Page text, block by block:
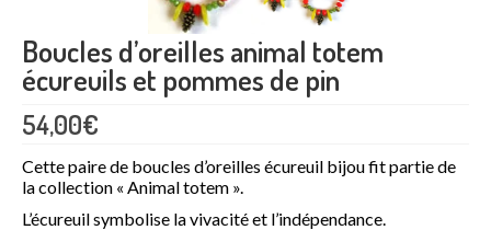
Bulles de savon géantes
Bracelet permanent
Maquillage artistique adulte
Maquillage enfant
Formation maquillage enfant
Boucles d’oreilles animal totem
écureuils et pommes de pin
54,00€
Cette paire de boucles d’oreilles écureuil bijou fit partie de
la collection « Animal totem ».
L’écureuil symbolise la vivacité et l’indépendance.